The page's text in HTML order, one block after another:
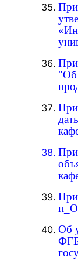
"Об
Об